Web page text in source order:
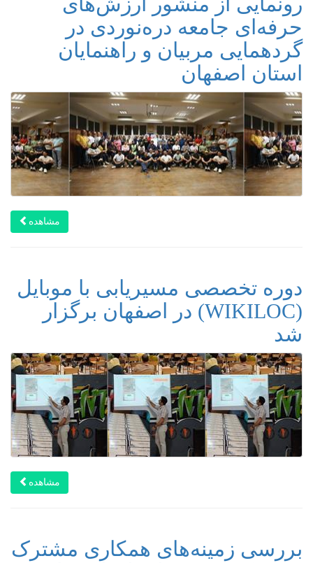
حرفه‌ای جامعه دره‌نوردی در
گردهمایی مربیان و راهنمایان
استان اصفهان
مشاهده
دوره تخصصی مسیریابی با موبایل
(WIKILOC) در اصفهان برگزار
شد
مشاهده
بررسی زمینه‌های همکاری مشترک